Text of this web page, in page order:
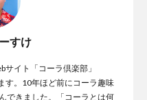
すけ
イト「コーラ倶楽部」
す。10年ほど前にコーラ趣味
できました。「コーラとは何